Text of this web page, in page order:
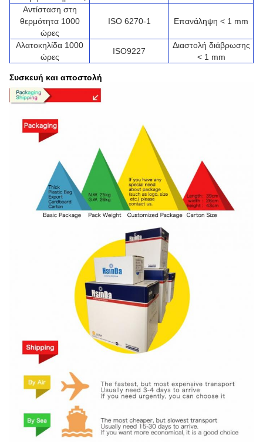
Αντίσταση στη
θερμότητα 1000
ώρες
ISO 6270-1 Επανάληψη < 1 mm
Αλατοκηλίδα 1000
ώρες
ISO9227
Διαστολή διάβρωσης
< 1 mm
Συσκευή και αποστολή